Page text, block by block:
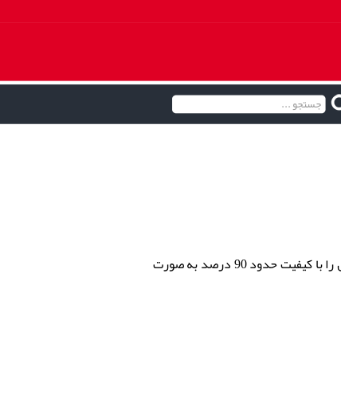
نموده و این محصول را با کیفیت حدود 90 درصد به صورت